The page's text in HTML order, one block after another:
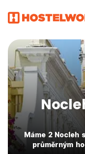
Máme 2 Nocleh
průměrným